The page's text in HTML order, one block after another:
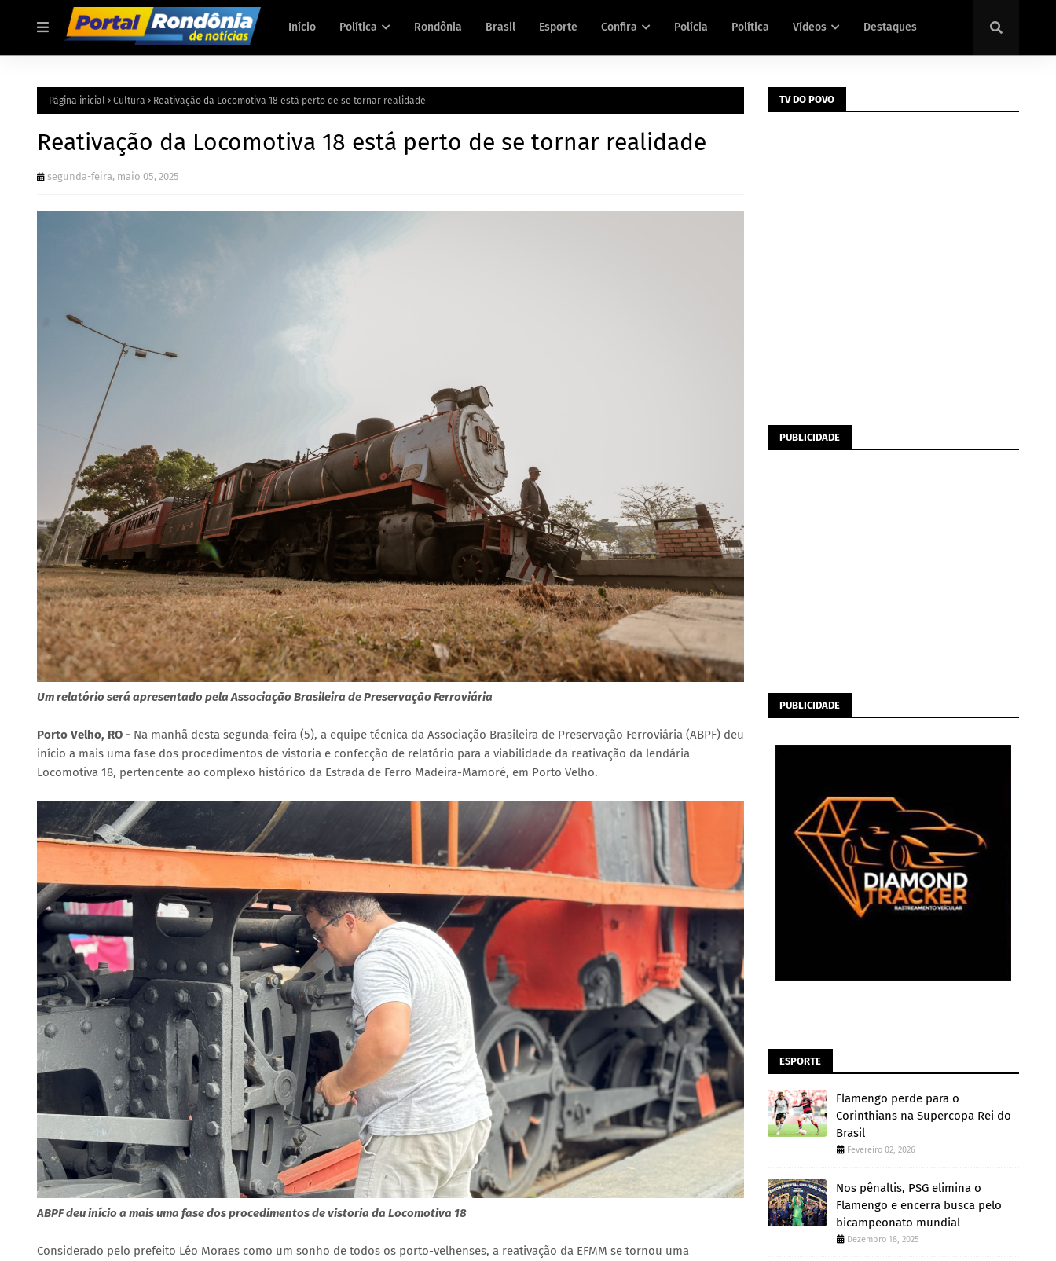
Início Política Rondônia Brasil Esporte Confira Polícia Política Vídeos Destaques
Página inicial Cultura Reativação da Locomotiva 18 está perto de se tornar realidade
Reativação da Locomotiva 18 está perto de se tornar realidade
segunda-feira, maio 05, 2025
Um relatório será apresentado pela Associação Brasileira de Preservação Ferroviária
Porto Velho, RO - Na manhã desta segunda-feira (5), a equipe técnica da Associação Brasileira de Preservação Ferroviária (ABPF) deu
início a mais uma fase dos procedimentos de vistoria e confecção de relatório para a viabilidade da reativação da lendária
Locomotiva 18, pertencente ao complexo histórico da Estrada de Ferro Madeira-Mamoré, em Porto Velho.
ABPF deu início a mais uma fase dos procedimentos de vistoria da Locomotiva 18
Considerado pelo prefeito Léo Moraes como um sonho de todos os porto-velhenses, a reativação da EFMM se tornou uma
TV DO POVO
PUBLICIDADE
PUBLICIDADE
ESPORTE
Flamengo perde para o
Corinthians na Supercopa Rei do
Brasil
Fevereiro 02, 2026
Nos pênaltis, PSG elimina o
Flamengo e encerra busca pelo
bicampeonato mundial
Dezembro 18, 2025